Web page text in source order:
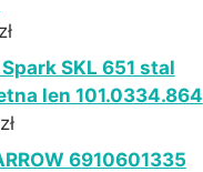
zł
SKL 651 stal
len 101.0334.864
zł
6910601335